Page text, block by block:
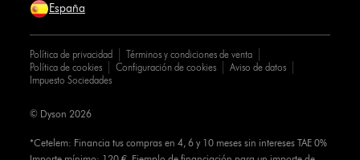
España
Política de privacidad
Términos y condiciones de venta
Política de cookies
Configuración de cookies
Aviso de datos
Impuesto Sociedades
*Cetelem: Financia tus compras en 4, 6 y 10 meses sin intereses TAE 0%
© Dyson 2026